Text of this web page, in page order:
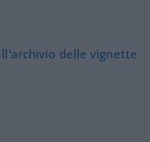
delle vignette